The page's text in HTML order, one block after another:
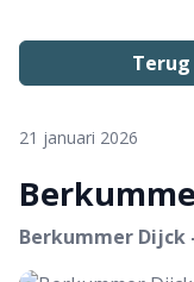
21 januari 2026
Berkummer